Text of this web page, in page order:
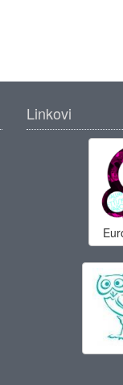
Linkovi